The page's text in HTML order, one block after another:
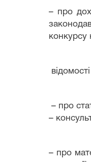
– про
конкурсу
– про
–
– про